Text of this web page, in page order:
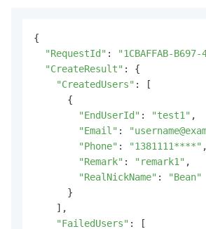
{
"RequestId" :
"1CBAFFAB-
"CreateResult" : {
"CreatedUsers" : [
      {
"EndUserId" : "test1" ,
"Email" :
"Phone" : "1381111****" ,
"Remark" : "remark1" ,
"RealNickName" :
"Bean"
      }
    ],
"FailedUsers" : [